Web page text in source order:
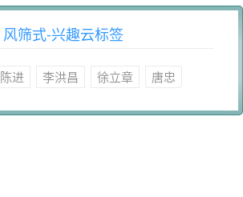
风筛式-兴趣云标签
陈进 李洪昌 徐立章 唐忠